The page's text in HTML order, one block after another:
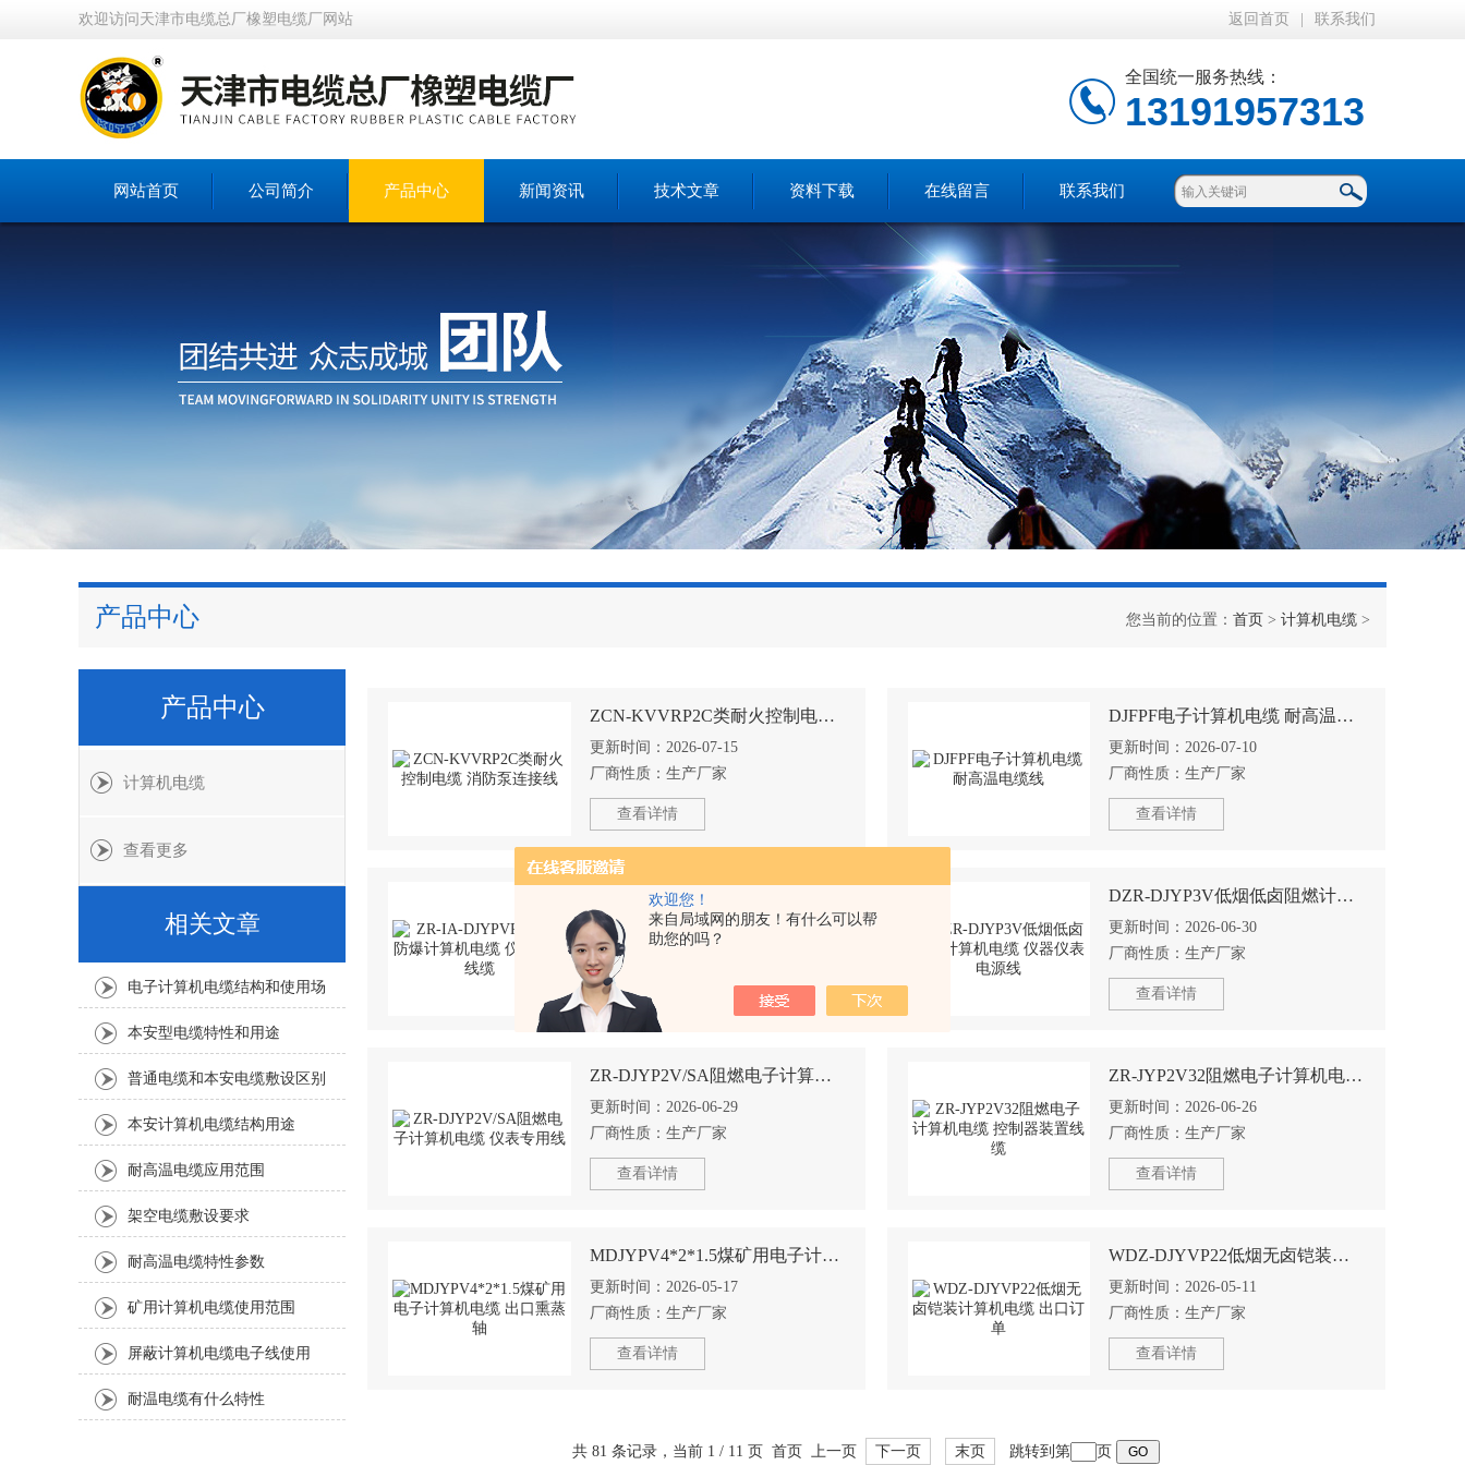
欢迎您！
来自局域网的朋友！有什么可以帮
助您的吗？
欢迎访问天津市电缆总厂橡塑电缆厂网站 返回首页 联系我们
全国统一服务热线：
13191957313
网站首页 公司简介 产品中心 新闻资讯 技术文章 资料下载 在线留言 联系我们
产品中心 您当前的位置： 首页 > 计算机电缆 >
产品中心
计算机电缆
查看更多
相关文章
电子计算机电缆结构和使用场
合
本安型电缆特性和用途
普通电缆和本安电缆敷设区别
本安计算机电缆结构用途
耐高温电缆应用范围
架空电缆敷设要求
耐高温电缆特性参数
矿用计算机电缆使用范围
屏蔽计算机电缆电子线使用
耐温电缆有什么特性
ZCN-KVVRP2C类耐火控制电缆 消防泵连接线
更新时间： 2026-07-15
厂商性质： 生产厂家
查看详情
DJFPF电子计算机电缆 耐高温电缆线
更新时间：2026-07-10
厂商性质：生产厂家
查看详情
更新时间： 2026-07-01
厂商性质：
查看详情
DZR-DJYP3V低烟低卤阻燃计算机电缆 仪器仪表电源线
更新时间：2026-06-30
厂商性质：生产厂家
查看详情
ZR-DJYP2V/SA阻燃电子计算机电缆 仪表专用线
更新时间： 2026-06-29
厂商性质： 生产厂家
查看详情
ZR-JYP2V32阻燃电子计算机电缆 控制器装置线缆
更新时间：2026-06-26
厂商性质：生产厂家
查看详情
MDJYPV4*2*1.5煤矿用电子计算机电缆 出口熏蒸轴
更新时间： 2026-05-17
厂商性质： 生产厂家
查看详情
WDZ-DJYVP22低烟无卤铠装计算机电缆 出口订单
更新时间：2026-05-11
厂商性质：生产厂家
查看详情
共 81 条记录，当前 1 / 11 页 首页 上一页 下一页 末页 跳转到第 页